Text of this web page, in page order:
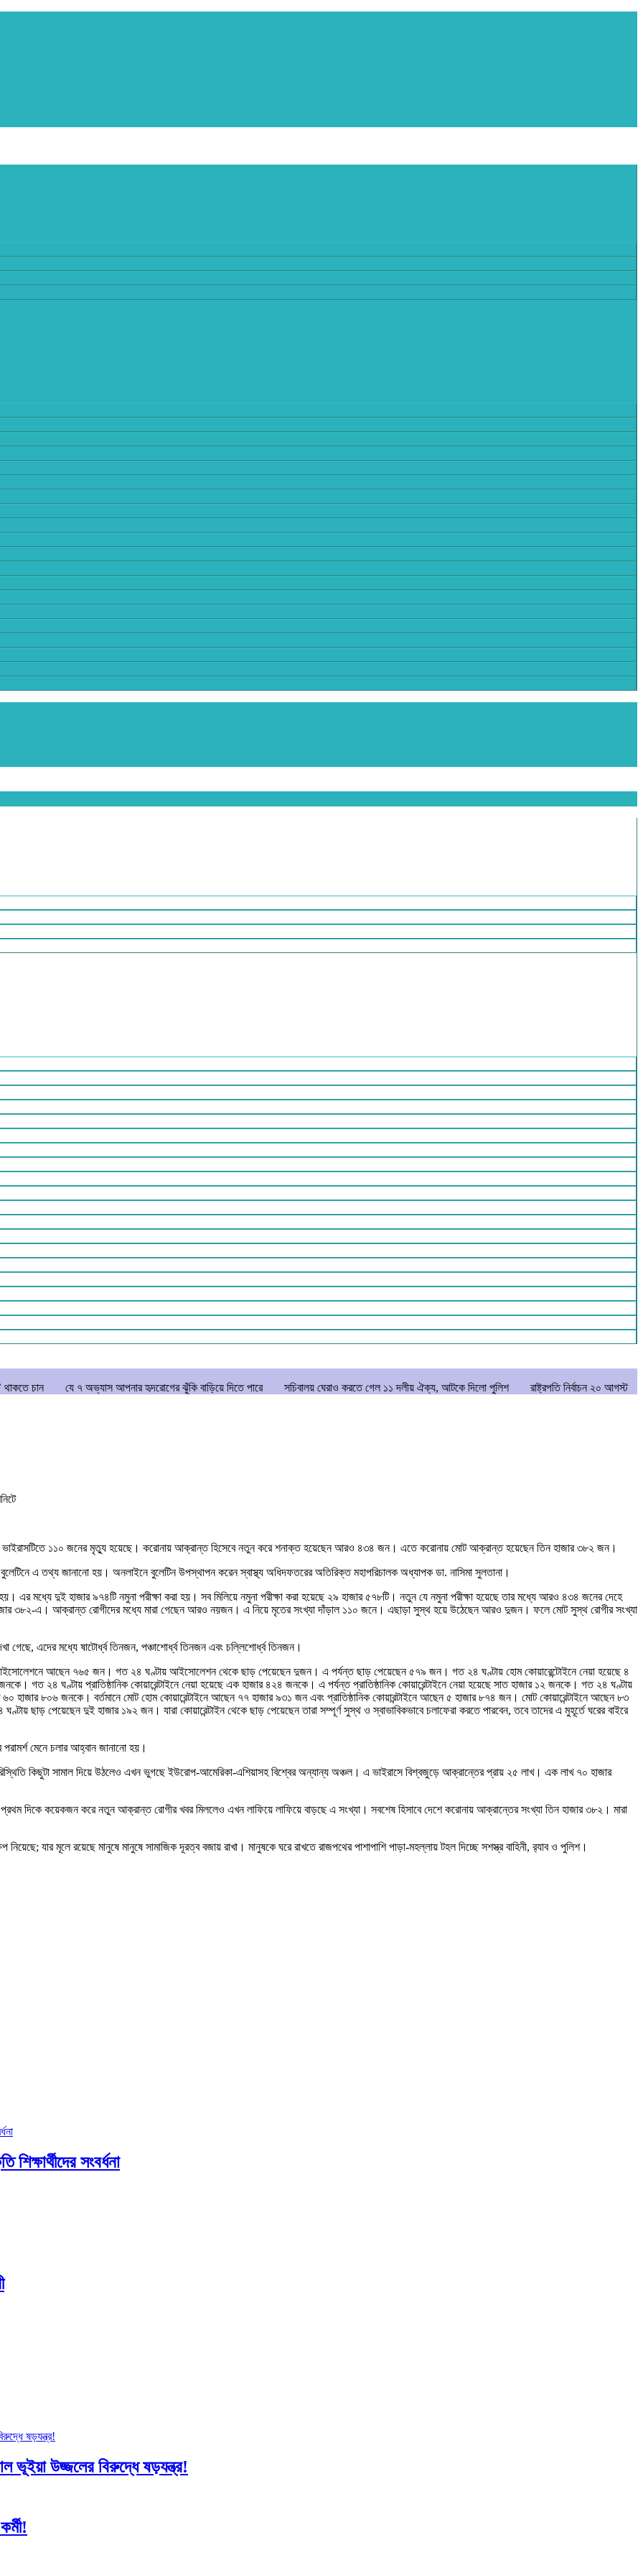
যে ৭ অভ্যাস আপনার হৃদরোগের ঝুঁকি বাড়িয়ে দিতে পারে সচিবালয় ঘেরাও করতে গেল ১১ দলীয় ঐক্য, আটকে দিলো পুলিশ রাষ্ট্রপতি নির্বাচন ২০ আগস্ট মানিকগঞ্জে
ভাইরাসটিতে ১১০ জনের মৃত্যু হয়েছে। করোনায় আক্রান্ত হিসেবে নতুন করে শনাক্ত হয়েছেন আরও ৪৩৪ জন। এতে করোনায় মোট আক্রান্ত হয়েছেন তিন হাজার ৩৮২ জন।
এ তথ্য জানানো হয়। অনলাইনে বুলেটিন উপস্থাপন করেন স্বাস্থ্য অধিদফতরের অতিরিক্ত মহাপরিচালক অধ্যাপক ডা. নাসিমা সুলতানা।
এর মধ্যে দুই হাজার ৯৭৪টি নমুনা পরীক্ষা করা হয়। সব মিলিয়ে নমুনা পরীক্ষা করা হয়েছে ২৯ হাজার ৫৭৮টি। নতুন যে নমুনা পরীক্ষা হয়েছে তার মধ্যে আরও ৪৩৪ জনের দেহে
৩৮২-এ। আক্রান্ত রোগীদের মধ্যে মারা গেছেন আরও নয়জন। এ নিয়ে মৃতের সংখ্যা দাঁড়াল ১১০ জনে। এছাড়া সুস্থ হয়ে উঠেছেন আরও দুজন। ফলে মোট সুস্থ রোগীর সংখ্যা
গেছে, এদের মধ্যে ষাটোর্ধ্ব তিনজন, পঞ্চাশোর্ধ্ব তিনজন এবং চল্লিশোর্ধ্ব তিনজন।
আছেন ৭৬৫ জন। গত ২৪ ঘণ্টায় আইসোলেশন থেকে ছাড় পেয়েছেন দুজন। এ পর্যন্ত ছাড় পেয়েছেন ৫৭৯ জন। গত ২৪ ঘণ্টায় হোম কোয়ারেন্টোইনে নেয়া হয়েছে ৪
গত ২৪ ঘণ্টায় প্রাতিষ্ঠানিক কোয়ারেন্টাইনে নেয়া হয়েছে এক হাজার ৪২৪ জনকে। এ পর্যন্ত প্রাতিষ্ঠানিক কোয়ারেন্টাইনে নেয়া হয়েছে সাত হাজার ১২ জনকে। গত ২৪ ঘণ্টায়
হাজার ৮০৬ জনকে। বর্তমানে মোট হোম কোয়ারেন্টাইনে আছেন ৭৭ হাজার ৯৩১ জন এবং প্রাতিষ্ঠানিক কোয়ারন্টাইনে আছেন ৫ হাজার ৮৭৪ জন। মোট কোয়ারেন্টাইনে আছেন ৮৩
ছাড় পেয়েছেন দুই হাজার ১৯২ জন। যারা কোয়ারেন্টাইন থেকে ছাড় পেয়েছেন তারা সম্পূর্ণ সুস্থ ও স্বাভাবিকভাবে চলাফেরা করতে পারবেন, তবে তাদের এ মুহূর্তে ঘরের বাইরে
পরামর্শ মেনে চলার আহ্বান জানানো হয়।
কিছুটা সামাল দিয়ে উঠলেও এখন ভুগছে ইউরোপ-আমেরিকা-এশিয়াসহ বিশ্বের অন্যান্য অঞ্চল। এ ভাইরাসে বিশ্বজুড়ে আক্রান্তের প্রায় ২৫ লাখ। এক লাখ ৭০ হাজার
দিকে কয়েকজন করে নতুন আক্রান্ত রোগীর খবর মিললেও এখন লাফিয়ে লাফিয়ে বাড়ছে এ সংখ্যা। সবশেষ হিসাবে দেশে করোনায় আক্রান্তের সংখ্যা তিন হাজার ৩৮২। মারা
নিয়েছে; যার মূলে রয়েছে মানুষে মানুষে সামাজিক দূরত্ব বজায় রাখা। মানুষকে ঘরে রাখতে রাজপথের পাশাপাশি পাড়া-মহল্লায় টহল দিচ্ছে সশস্ত্র বাহিনী, র‌্যাব ও পুলিশ।
সংবর্ধনা
ভূইয়া উজ্জলের বিরুদ্ধে ষড়যন্ত্র!